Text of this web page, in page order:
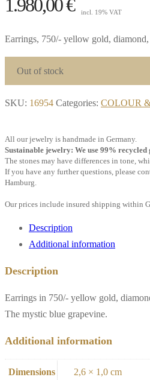
1.980,00€ incl. 19% VAT
Earrings, 750/- yellow gold,
Out of stock
SKU: 16954 Categories: COLOUR
All our jewelry is handmade in Germany.
Sustainable jewelry: We use 99% recycled
The stones may have differences in tone,
If you have any further questions, please
Hamburg.
Our prices include insured shipping within
Description
Additional information
Description
Earrings in 750/- yellow gold,
The mystic blue grapevine.
Additional information
Dimensions 2,6 × 1,0 cm